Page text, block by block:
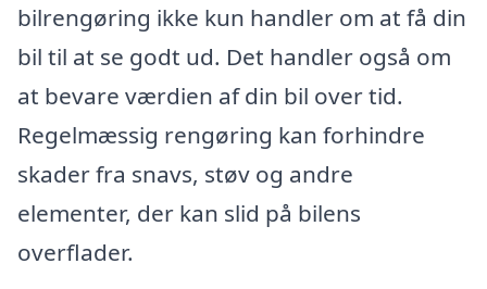
bilrengøring ikke kun handler om at få din
bil til at se godt ud. Det handler også om
at bevare værdien af din bil over tid.
Regelmæssig rengøring kan forhindre
skader fra snavs, støv og andre
elementer, der kan slid på bilens
overflader.